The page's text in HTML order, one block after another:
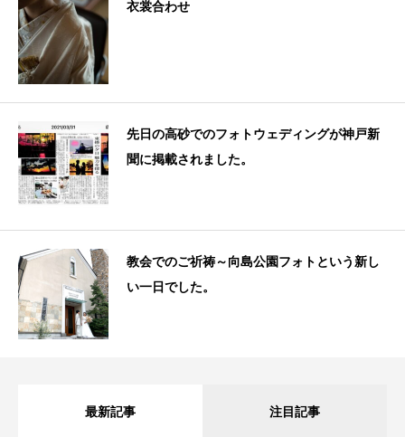
衣裳合わせ
先日の高砂でのフォトウェディングが神戸新
聞に掲載されました。
教会でのご祈祷～向島公園フォトという新し
い一日でした。
最新記事 注目記事